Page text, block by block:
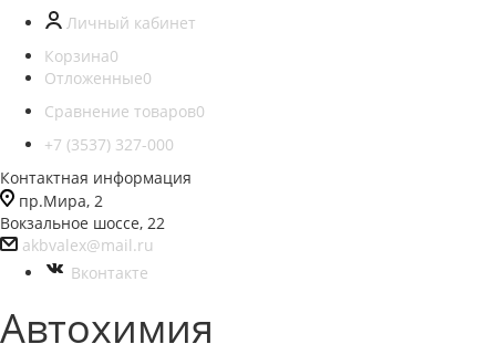
Личный кабинет
Корзина0
Отложенные0
Сравнение товаров0
+7 (3537) 327-000
Контактная информация
пр.Мира, 2
Вокзальное шоссе, 22
akbvalex@mail.ru
Вконтакте
Автохимия